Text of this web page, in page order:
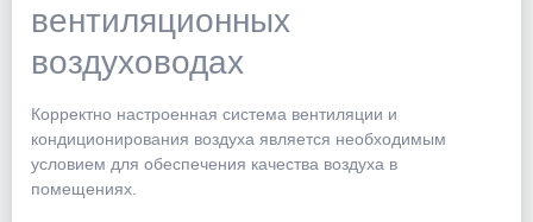
вентиляционных
воздуховодах
Корректно настроенная система вентиляции и
кондиционирования воздуха является необходимым
условием для обеспечения качества воздуха в
помещениях.